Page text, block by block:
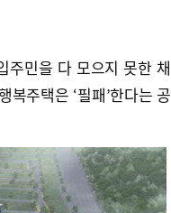
주민을 다 모으지 못한 채
주택은 ‘필패’한다는 공